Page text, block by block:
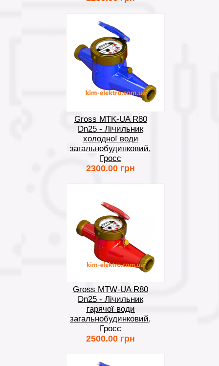
Gross MTK-UA R80
Dn25 - Лічильник
холодної води
загальнобудинковий,
Гросс
2300.00 грн
Gross MTW-UA R80
Dn25 - Лічильник
гарячої води
загальнобудинковий,
Гросс
2500.00 грн